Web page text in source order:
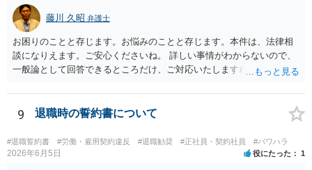
藤川 久昭 弁護士
お困りのことと存じます。お悩みのことと存じます。本件は、法律相
談になりえます。ご安心くださいね。 詳しい事情がわからないので、
一般論として回答できるところだけ、ご対応いたしますね。 １ 期間
です（もめますので避けたいところですが）。 ２ 期間雇用の場合は
「やむをえない事由」が必要です。なければ損害賠償の対象となりえ
ので避けたいところですが・・・）。 ３ 職場のパワーハラスメント
とは、同じ職場で働く者に対し、職務上の地位や人間関係などの職場
9 退職時の誓約書について
#退職誓約書 #労働・雇用契約違反 #退職勧奨 #正社員・契約社員 #パワハラ
2026年6月5日 役にたった 1